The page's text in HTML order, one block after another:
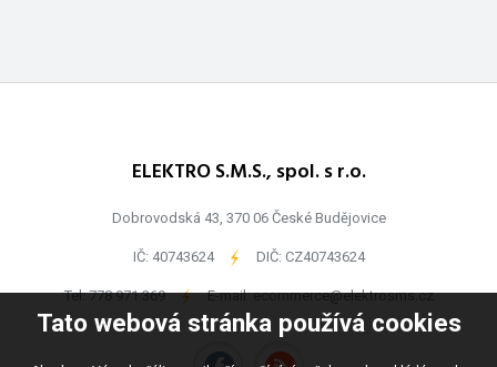
Tato webová stránka používá cookies
ELEKTRO S.M.S., spol. s r.o.
Dobrovodská 43, 370 06 České Budějovice
IČ: 40743624 - DIČ: CZ40743624
Tel:778 971 369 - E-mail:ecommerce@elektrosms.cz